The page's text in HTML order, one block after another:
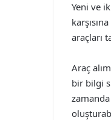
Yeni ve
araçları
Araç
bir bilgi